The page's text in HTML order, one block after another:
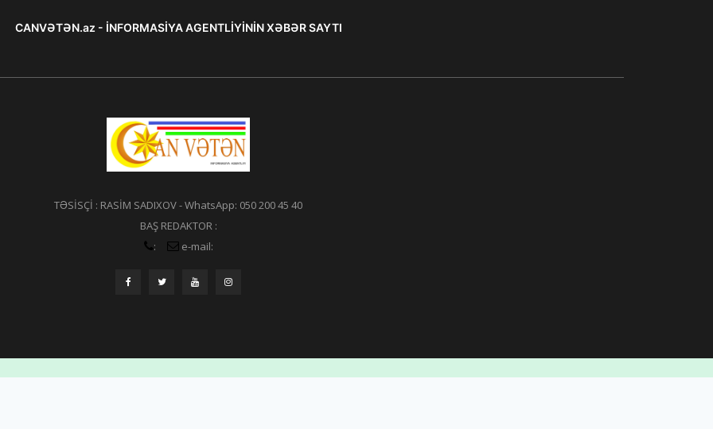
CANVƏTƏN.az - İNFORMASİYA AGENTLİYİNİN XƏBƏR SAYTI
TƏSİSÇİ : RASİM SADIXOV - WhatsApp: 050 200 45 40
BAŞ REDAKTOR :
:
e-mail: